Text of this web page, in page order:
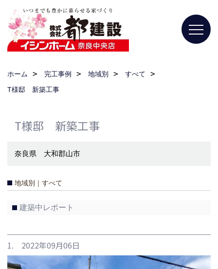
ホーム 完工事例 地域別
すべて
T様邸 新築工事
T様邸 新築工事
奈良県 大和郡山市
地域別｜すべて
建築中レポート
1. 2022年09月06日